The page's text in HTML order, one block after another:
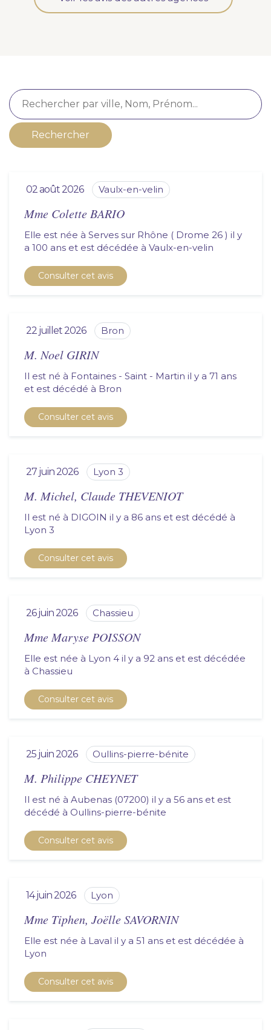
Nous vous accompagnons.
Besoin d'un monument ou d'un article en
marbrerie pour accompagner l'hommage du
défunt. Découvrez nos gammes spécialisées.
Demander un devis marbrerie
Rechercher
02 août 2026 vaulx-en-velin
Mme Colette BARIO
Elle est née à Serves sur Rhône ( Drome 26 ) il y
a 100 ans et est décédée à
vaulx-en-velin
Consulter cet avis
22 juillet 2026 bron
M. Noel GIRIN
Il est né à Fontaines - Saint - Martin il y a 71 ans
et est décédé à
bron
Consulter cet avis
27 juin 2026 lyon 3
M. Michel, Claude THEVENIOT
Il est né à DIGOIN il y a 86 ans et est décédé à
lyon 3
Consulter cet avis
26 juin 2026 chassieu
Mme Maryse POISSON
Elle est née à Lyon 4 il y a 92 ans et est décédée
à
chassieu
Consulter cet avis
25 juin 2026 oullins-pierre-bénite
M. Philippe CHEYNET
Il est né à Aubenas (07200) il y a 56 ans et est
décédé à
oullins-pierre-bénite
Consulter cet avis
14 juin 2026 lyon
Mme Tiphen, Joëlle SAVORNIN
Elle est née à Laval il y a 51 ans et est décédée à
lyon
Consulter cet avis